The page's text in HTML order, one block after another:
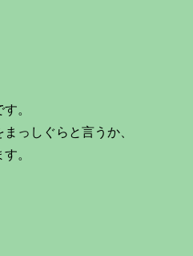
。
っしぐらと言うか、
。